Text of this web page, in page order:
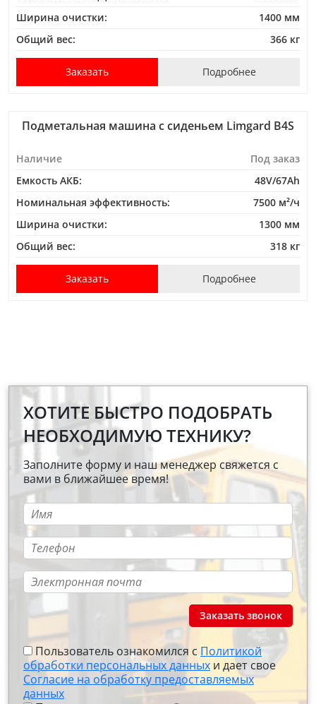
Ширина очистки:
1400 мм
Общий вес:
366 кг
Заказать Подробнее
Подметальная машина с сиденьем Limgard B4S
Наличие
Под заказ
Емкость АКБ:
48V/67Ah
Номинальная эффективность:
7500 м²/ч
Ширина очистки:
1300 мм
Общий вес:
318 кг
Заказать Подробнее
ХОТИТЕ БЫСТРО ПОДОБРАТЬ
НЕОБХОДИМУЮ ТЕХНИКУ?
Заполните форму и наш менеджер свяжется с
вами в ближайшее время!
Заказать звонок
Пользователь ознакомился с Политикой
обработки персональных данных и дает свое
Согласие на обработку предоставляемых
данных